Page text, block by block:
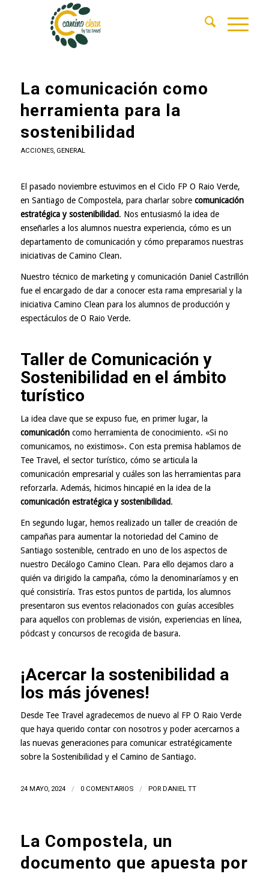
La comunicación como
herramienta para la
sostenibilidad
ACCIONES, GENERAL
El pasado noviembre estuvimos en el Ciclo FP O Raio Verde,
en Santiago de Compostela, para charlar sobre comunicación
estratégica y sostenibilidad. Nos entusiasmó la idea de
enseñarles a los alumnos nuestra experiencia, cómo es un
departamento de comunicación y cómo preparamos nuestras
iniciativas de Camino Clean.
Nuestro técnico de marketing y comunicación Daniel Castrillón
fue el encargado de dar a conocer esta rama empresarial y la
iniciativa Camino Clean para los alumnos de producción y
espectáculos de O Raio Verde.
Taller de Comunicación y
Sostenibilidad en el ámbito
turístico
La idea clave que se expuso fue, en primer lugar, la
comunicacióncomo herramienta de conocimiento. «Si no
comunicamos, no existimos». Con esta premisa hablamos de
Tee Travel, el sector turístico, cómo se articula la
comunicación empresarial y cuáles son las herramientas para
reforzarla. Además, hicimos hincapié en la idea de la
comunicación estratégica y sostenibilidad.
En segundo lugar, hemos realizado un taller de creación de
campañas para aumentar la notoriedad del Camino de
Santiago sostenible, centrado en uno de los aspectos de
nuestro Decálogo Camino Clean. Para ello dejamos claro a
quién va dirigido la campaña, cómo la denominaríamos y en
qué consistiría. Tras estos puntos de partida, los alumnos
presentaron sus eventos relacionados con guías accesibles
para aquellos con problemas de visión, experiencias en línea,
pódcast y concursos de recogida de basura.
¡Acercar la sostenibilidad a
los más jóvenes!
Desde Tee Travel agradecemos de nuevo al FP O Raio Verde
que haya querido contar con nosotros y poder acercarnos a
las nuevas generaciones para comunicar estratégicamente
sobre la Sostenibilidad y el Camino de Santiago.
24 MAYO, 2024 / 0 COMENTARIOS / POR DANIEL TT
La Compostela, un
documento que apuesta por